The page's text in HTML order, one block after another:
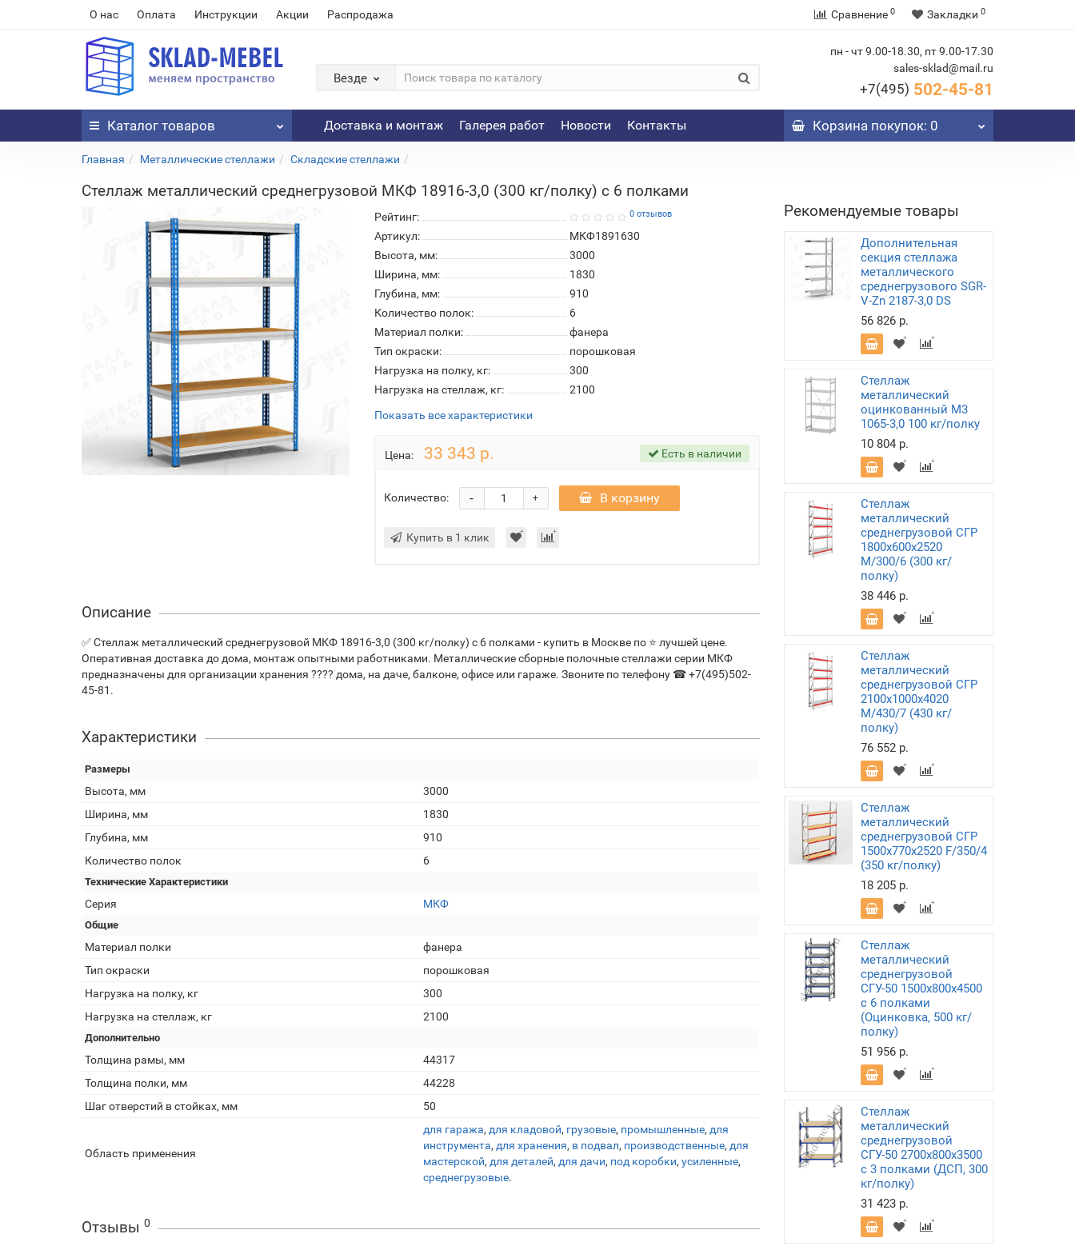
О нас Оплата Инструкции Акции Распродажа Сравнение 0 Закладки 0
Везде
пн - чт 9.00-18.30, пт 9.00-17.30
sales-sklad@mail.ru
+7(495) 502-45-81
Каталог товаров Доставка и монтаж Галерея работ Новости Контакты Корзинапокупок: 0
Главная Металлические стеллажи Складские стеллажи
Стеллаж металлический среднегрузовой МКФ 18916-3,0 (300 кг/полку) с 6 полками
Рейтинг: 0 отзывов
Артикул:
МКФ1891630
Высота, мм:
3000
Ширина, мм:
1830
Глубина, мм:
910
Количество полок:
6
Материал полки:
фанера
Тип окраски:
порошковая
Нагрузка на полку, кг:
300
Нагрузка на стеллаж, кг:
2100
Показать все характеристики
Цена: 33 343 р. Есть в наличии
Количество: +
- В корзину
Купить в 1 клик
Описание
✅ Стеллаж металлический среднегрузовой МКФ 18916-3,0 (300 кг/полку) с 6 полками - купить в Москве по ⭐ лучшей цене.
Оперативная доставка до дома, монтаж опытными работниками. Металлические сборные полочные стеллажи серии МКФ
предназначены для организации хранения ???? дома, на даче, балконе, офисе или гараже. Звоните по телефону ☎ +7(495)502-
45-81.
Характеристики
Размеры
Высота, мм
3000
Ширина, мм
1830
Глубина, мм
910
Количество полок
6
Технические Характеристики
Серия МКФ
Общие
Материал полки
фанера
Тип окраски
порошковая
Нагрузка на полку, кг
300
Нагрузка на стеллаж, кг
2100
Дополнительно
Толщина рамы, мм
44317
Толщина полки, мм
44228
Шаг отверстий в стойках, мм
50
Область применения
для гаража, для кладовой, грузовые, промышленные, для
инструмента, для хранения, в подвал, производственные, для
мастерской, для деталей, для дачи, под коробки, усиленные,
среднегрузовые.
Отзывы 0
Рекомендуемые товары
Дополнительная
секция стеллажа
металлического
среднегрузового SGR-
V-Zn 2187-3,0 DS
56 826 р.
Стеллаж
металлический
оцинкованный М3
1065-3,0 100 кг/полку
10 804 р.
Стеллаж
металлический
среднегрузовой СГР
1800х600х2520
M/300/6 (300 кг/
полку)
38 446 р.
Стеллаж
металлический
среднегрузовой СГР
2100х1000х4020
M/430/7 (430 кг/
полку)
76 552 р.
Стеллаж
металлический
среднегрузовой СГР
1500х770х2520 F/350/4
(350 кг/полку)
18 205 р.
Стеллаж
металлический
среднегрузовой
СГУ-50 1500х800х4500
с 6 полками
(Оцинковка, 500 кг/
полку)
51 956 р.
Стеллаж
металлический
среднегрузовой
СГУ-50 2700х800х3500
с 3 полками (ДСП, 300
кг/полку)
31 423 р.